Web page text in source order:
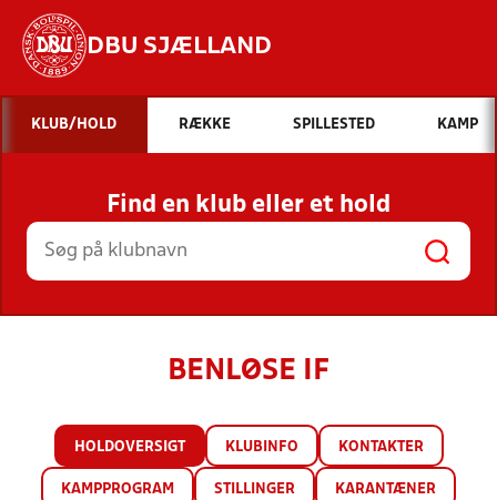
DBU SJÆLLAND
Hvad vil du søge efter?
INDHOLD OG NYHEDER
STILLINGER, RESULTATER, KLUBBER OG
HOLD
KLUB/HOLD RÆKKE SPILLESTED KAMP
Find en klub eller et hold
BENLØSE IF
HOLDOVERSIGT KLUBINFO KONTAKTER
KAMPPROGRAM STILLINGER KARANTÆNER